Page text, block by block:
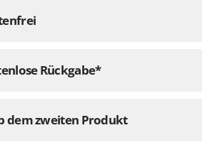
Rückgabe*
dem zweiten Produkt